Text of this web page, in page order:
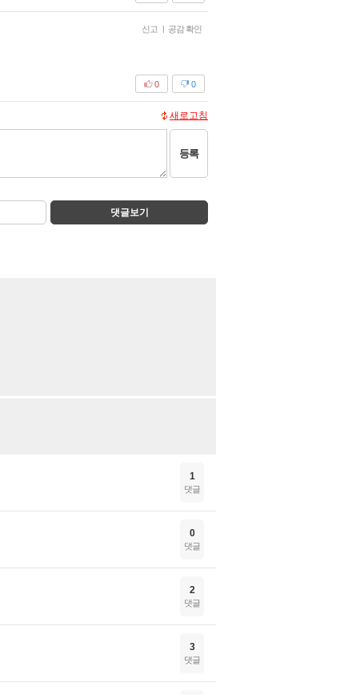
신고 | 공감 확인
0
0
새로고침
등록
댓글보기
1
댓글
0
댓글
2
댓글
3
댓글